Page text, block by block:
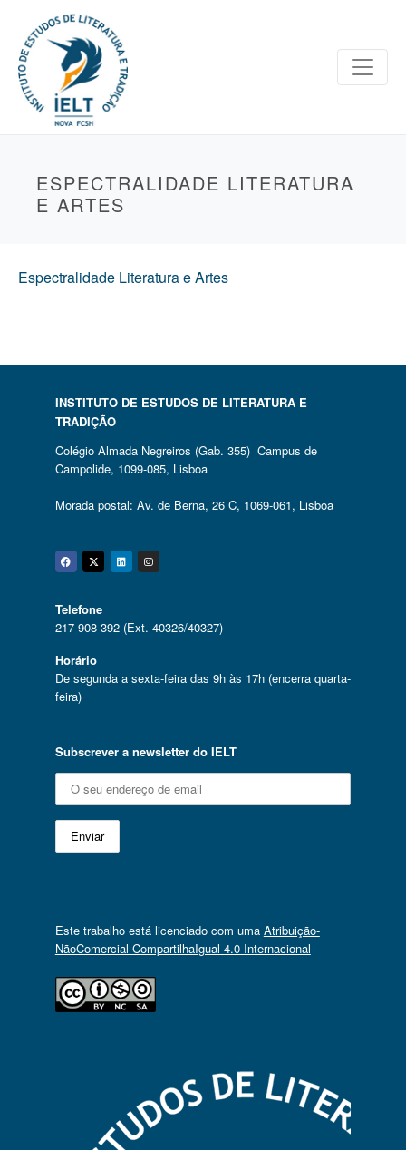
ESPECTRALIDADE LITERATURA
E ARTES
Espectralidade Literatura e Artes
INSTITUTO DE ESTUDOS DE LITERATURA E
TRADIÇÃO
Colégio Almada Negreiros (Gab. 355) Campus de
Campolide, 1099-085, Lisboa
Morada postal: Av. de Berna, 26 C, 1069-061, Lisboa
Facebook
Twitter
Linkedin
Instagram
Telefone
217 908 392 (Ext. 40326/40327)
Horário
De segunda a sexta-feira das 9h às 17h (encerra quarta-
feira)
Subscrever a newsletter do IELT
Este trabalho está licenciado com uma Atribuição-
NãoComercial-CompartilhaIgual 4.0 Internacional